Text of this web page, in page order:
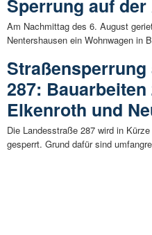
Sperrung auf der
Am Nachmittag des 6. August
Nentershausen ein Wohnwagen in
Straßensperrung
287:
Elkenroth und
Die Landesstraße 287 wird in
gesperrt. Grund dafür sind